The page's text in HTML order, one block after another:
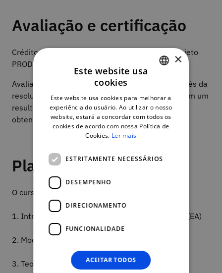
Avaliação e certificação
Créditos: 4 ECTS para os alunos inscritos no Projeto
PRODIGI.
Avaliação: O progresso no curso é avaliado através da
resolução de exercícios ao longo dos módulos, com um
resultado global igual ou superior a 50% para
obtenção de certificado de participação.
Plano de curso
O curso encontra-se dividido em 6 Módulos:
1. Introdução e Modelação Entidade-Associação (EA)
2. Modelo Lógico - Passagem EA para relacional
3. Teoria da Normalização
ENGLISH
×
Este website usa
cookies
Este website usa cookies para melhorar a
experiência do usuário. Ao utilizar o nosso
website, estará a concordar com todos os
cookies de acordo com nossa Política de
Cookies. Ler mais
ESTRITAMENTE NECESSÁRIOS
DESEMPENHO
DIRECIONAMENTO
FUNCIONALIDADE
ACEITAR TODOS